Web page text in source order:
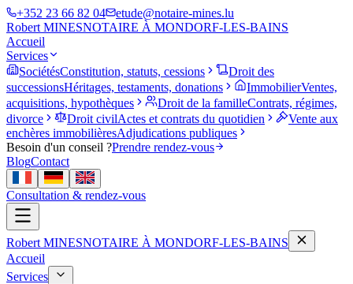
+352 23 66 82 04
etude@notaire-mines.lu
Robert MINESNOTAIRE À MONDORF-LES-BAINS
Accueil
Services
SociétésConstitution, statuts, cessions
Droit des
successionsHéritages, testaments, donations ImmobilierVentes,
acquisitions, hypothèques
Droit de la familleContrats, régimes,
divorce
Droit civilActes et contrats du quotidien
Vente aux
enchères immobilièresAdjudications publiques
Besoin d'un conseil ?Prendre rendez-vous
BlogContact
Consultation & rendez-vous
Robert MINESNOTAIRE À MONDORF-LES-BAINS
Accueil
Services